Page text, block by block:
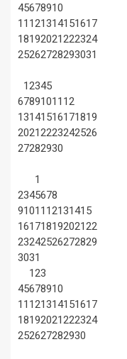
45678910
11 121314151617
18192021222324
25262728293031
12345
67891011 12
13141516171819
20212223242526
27282930
1
2345678
91011 12131415
16171819202122
23242526272829
3031
123
45678910
11 121314151617
18192021222324
252627282930